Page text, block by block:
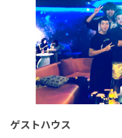
ゲストハウス